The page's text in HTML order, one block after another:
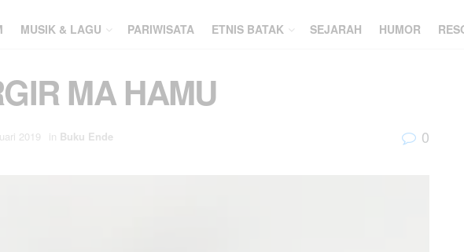
MUSIK & LAGU PARIWISATA ETNIS BATAK SEJARAH HUMOR
MA HAMU
2019 in Buku Ende 0